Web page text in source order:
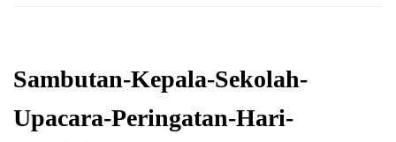
Sambutan-Kepala-Sekolah-
Upacara-Peringatan-Hari-